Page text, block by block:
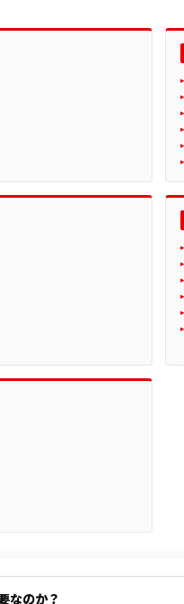
なのか？